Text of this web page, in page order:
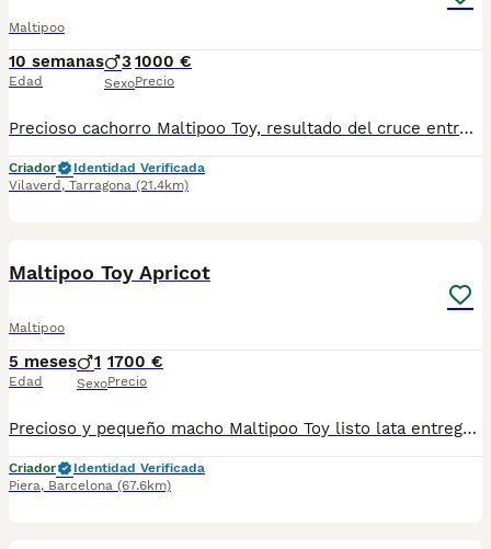
Maltipoo
10 semanas
Edad
3
Sexo
1000 €
Precio
Precioso cachorro Maltipoo Toy, resultado del cruce entre Bichón Maltés y Caniche Teacup ☕️ una combinación muy apreciada por su inteligencia, carácter cariñoso y reducido tamaño. Destaca por su suave pelaje de baja muda, ideal para quienes buscan un perro limpio y apto para la vida en pisos o espacios pequeños. ¡Tenemos el cachorro perfecto para ti! Criado en un entorno responsable y con todo el cuidado que merece, nuestros cachorros cuentan con vacunas al día, desparasitaciones, microchip, y ofrecemos garantía sanitaria y genética. Además, te ofrecemos una revisión veterinaria gratuita para asegurar su bienestar. Somos un criadero profesional con núcleo zoológico T2500248, comprometidos con la salud y felicidad de nuestros cachorros. ¡No dudes en contactarnos para más información! 🐾🩵🤍
Criador
Identidad Verificada
Vilaverd , Tarragona (21.4km)
Maltipoo Toy Apricot
Maltipoo
5 meses
Edad
1
Sexo
1700 €
Precio
Precioso y pequeño macho Maltipoo Toy listo lata entregar . Centro Canino Vallbonica es mucho más que un centro de cría , es una familia comprometida con el bienestar animal y la cria responsable, por ello todos nuestros bebés nacen y se crían en nuestras instalaciones , asegurando así un correcto desarrollo y una magnífica socialización, consiguiendo en cada ejemplar un carácter juguetón y extrovertido algo primordial para su adaptación como un miembro más en tu familia . Se entregan con el carnet de vacunas con el plan correspondiente a su edad , desparasitados y microchip implantado y activado en registro de Anicom. Facilitamos junto al cachorro contrato de compra con garantías víricas de 15 días y congénitas de 1 año . Contamos con un gran equipo de profesionales entre los que se encuentran educadores, auxiliares y Veterinarios ofreciendo los controles sanitarios necesarios así como continua vigilancia asegurando su bienestar . Hacemos envíos a toda España con empresa de transporte privado, proporcionando un viaje confortable y ofreciendo las atenciones necesarias a nuestros bebés . Si estás interesado en alguno de nuestros ejemplares solicita información sin compromiso al 722269698 . También atendemos vía WhatsApp . PRECIO REAL ( incluye el IVA) . Núcleo zoológico B2501315
Criador
Identidad Verificada
Piera, Barcelona (67.6km)